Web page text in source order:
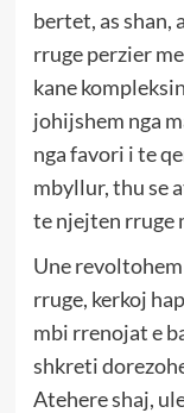
bertet, as shan,
rruge perzier
kane
johijshem nga
nga favori i te
mbyllur, thu se
te njejten rruge
Une
rruge, kerkoj
mbi rrenojat e
shkreti
Atehere shaj,